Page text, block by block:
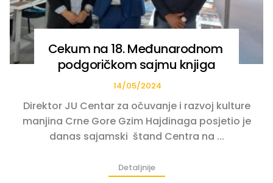
Cekum na 18. Međunarodnom
podgoričkom sajmu knjiga
14/05/2024
Direktor JU Centar za očuvanje i razvoj kulture
manjina Crne Gore Gzim Hajdinaga posjetio je
danas sajamski štand Centra na ...
Detaljnije